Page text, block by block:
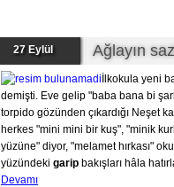
27 Eylül Ağlayın
İlkokula yeni
demişti. Eve gelip "baba bana bi
torpido gözünden çıkardığı Neşet
herkes "mini mini bir kuş", "minik
yüzüne" diyor, "melamet hırkası"
yüzündeki garip bakışları hâla
Devamı